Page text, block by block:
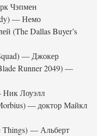
Чэпмен
— Немо
(The Dallas Buyer’s
— Джокер
Runner 2049) —
Ник Лоуэлл
— доктор Майкл
Things) — Альберт